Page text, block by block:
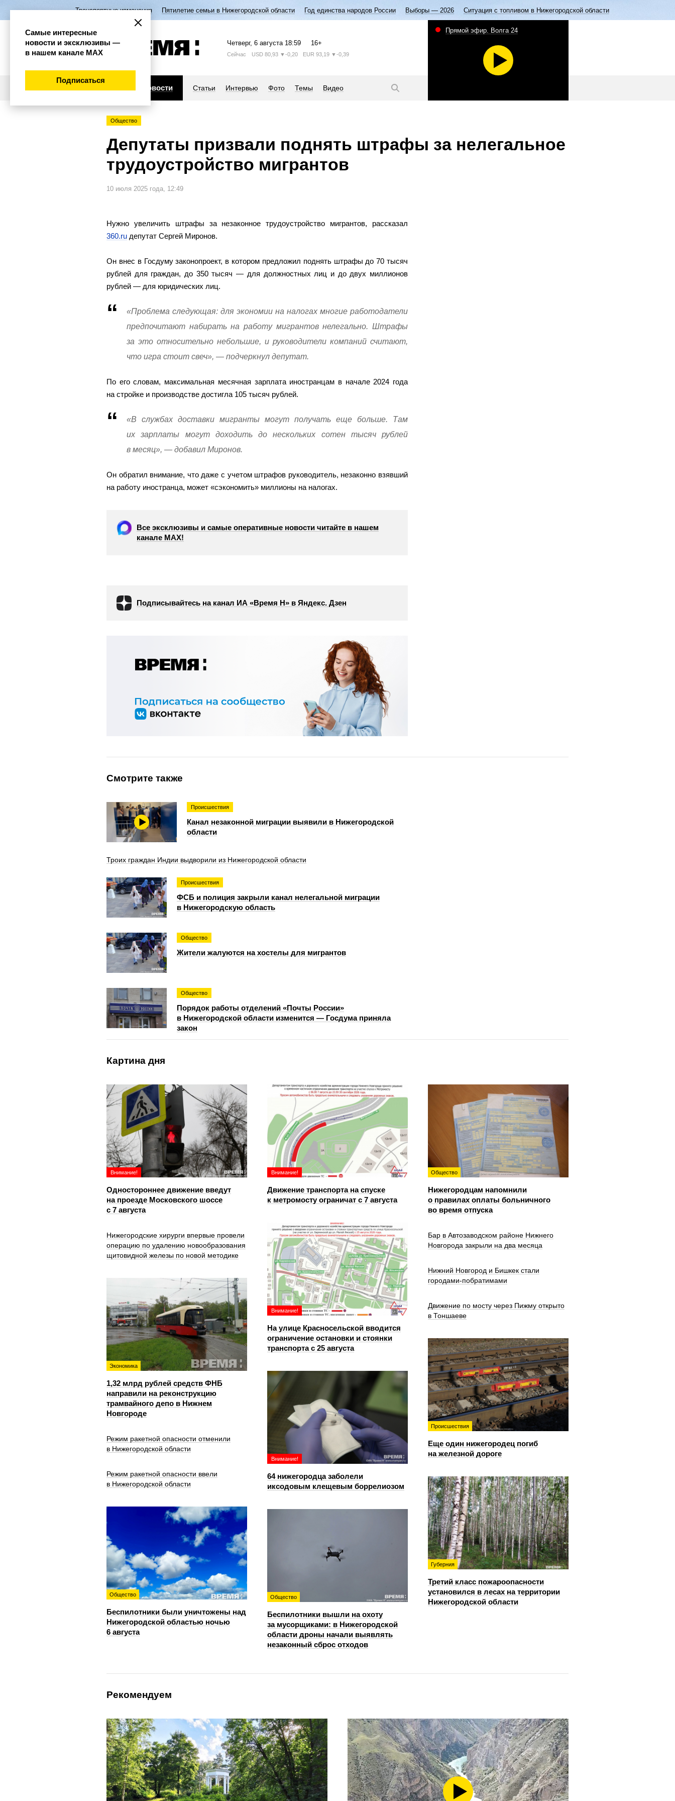
Транспортные изменения Пятилетие семьи в Нижегородской области Год единства народов России Выборы — 2026 Ситуация с топливом в Нижегородской области
Четверг, 6 августа 18:59 16+
Сейчас USD 80,93 ▼-0,20 EUR 93,19 ▼-0,39
Новости Статьи Интервью Фото Темы Видео
Прямой эфир. Волга 24
Общество
Депутаты призвали поднять штрафы за нелегальное
трудоустройство мигрантов
10 июля 2025 года, 12:49
Нужно увеличить штрафы за незаконное трудоустройство мигрантов, рассказал
360.ru депутат Сергей Миронов.
Он внес в Госдуму законопроект, в котором предложил поднять штрафы до 70 тысяч
рублей для граждан, до 350 тысяч — для должностных лиц и до двух миллионов
рублей — для юридических лиц.
«Проблема следующая: для экономии на налогах многие работодатели
предпочитают набирать на работу мигрантов нелегально. Штрафы
за это относительно небольшие, и руководители компаний считают,
что игра стоит свеч», — подчеркнул депутат.
По его словам, максимальная месячная зарплата иностранцам в начале 2024 года
на стройке и производстве достигла 105 тысяч рублей.
«В службах доставки мигранты могут получать еще больше. Там
их зарплаты могут доходить до нескольких сотен тысяч рублей
в месяц», — добавил Миронов.
Он обратил внимание, что даже с учетом штрафов руководитель, незаконно взявший
на работу иностранца, может «сэкономить» миллионы на налогах.
Все эксклюзивы и самые оперативные новости читайте в нашем
канале МАХ!
Подписывайтесь на канал ИА «Время Н» в Яндекс. Дзен
Смотрите также
Происшествия
Канал незаконной миграции выявили в Нижегородской
области
Троих граждан Индии выдворили из Нижегородской области
Происшествия
ФСБ и полиция закрыли канал нелегальной миграции
в Нижегородскую область
Общество
Жители жалуются на хостелы для мигрантов
Общество
Порядок работы отделений «Почты России»
в Нижегородской области изменится — Госдума приняла
закон
Картина дня
Внимание!
Одностороннее движение введут
на проезде Московского шоссе
с 7 августа
Внимание!
Движение транспорта на спуске
к метромосту ограничат с 7 августа
Общество
Нижегородцам напомнили
о правилах оплаты больничного
во время отпуска
Внимание!
На улице Красносельской вводится
ограничение остановки и стоянки
транспорта с 25 августа
Нижегородские хирурги впервые провели
операцию по удалению новообразования
щитовидной железы по новой методике
Бар в Автозаводском районе Нижнего
Новгорода закрыли на два месяца
Нижний Новгород и Бишкек стали
городами-побратимами
Экономика
1,32 млрд рублей средств ФНБ
направили на реконструкцию
трамвайного депо в Нижнем
Новгороде
Движение по мосту через Пижму открыто
в Тоншаеве
Происшествия
Еще один нижегородец погиб
на железной дороге
Внимание!
64 нижегородца заболели
иксодовым клещевым боррелиозом
Режим ракетной опасности отменили
в Нижегородской области
Режим ракетной опасности ввели
в Нижегородской области
Губерния
Третий класс пожароопасности
установился в лесах на территории
Нижегородской области
Общество
Беспилотники были уничтожены над
Нижегородской областью ночью
6 августа
Общество
Беспилотники вышли на охоту
за мусорщиками: в Нижегородской
области дроны начали выявлять
незаконный сброс отходов
Рекомендуем
Самые интересные
новости и эксклюзивы —
в нашем канале МАХ
Подписаться